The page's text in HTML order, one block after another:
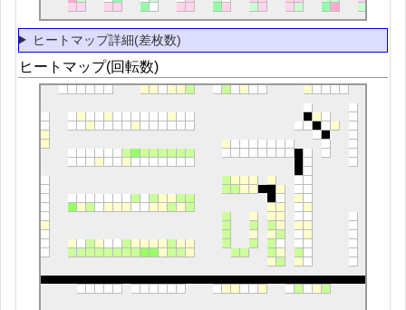
ヒートマップ詳細(差枚数)
ヒートマップ(回転数)